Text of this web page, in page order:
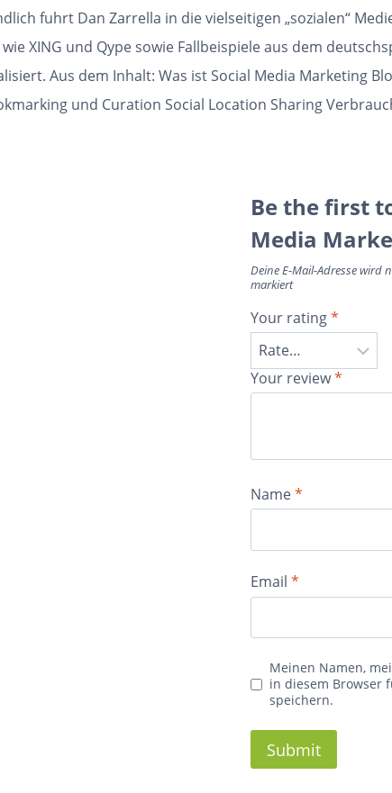
fuhrt Dan Zarrella in die vielseitigen „sozialen“
XING und Qype sowie Fallbeispiele aus dem
Aus dem Inhalt: Was ist Social Media Marketing
und Curation Social Location Sharing
Be the first
Media
Deine E-Mail-Adresse wird
markiert
Your rating*
Your review*
Name*
Email *
Meinen Namen,
in diesem Browser
speichern.